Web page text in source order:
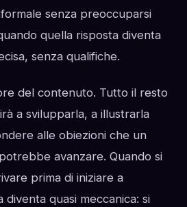
senza preoccuparsi
quella risposta diventa
senza qualifiche.
del contenuto. Tutto il resto
a svilupparla, a illustrarla
alle obiezioni che un
avanzare. Quando si
prima di iniziare a
quasi meccanica: si